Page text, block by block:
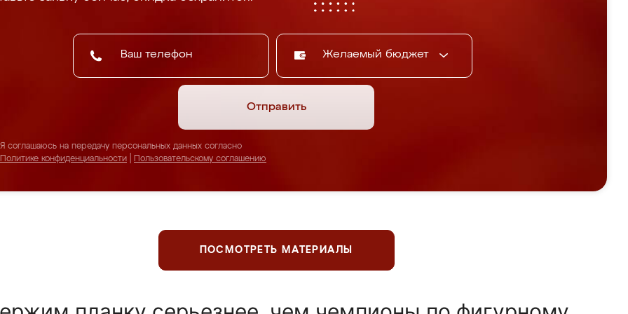
Желаемый бюджет
Отправить
Я соглашаюсь на передачу персональных данных согласно
Политике конфиденциальности
Пользовательскому соглашению
ПОСМОТРЕТЬ МАТЕРИАЛЫ